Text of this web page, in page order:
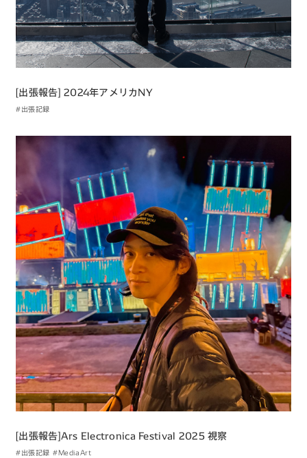
[出張報告] 2024年アメリカNY
#出張記録
[出張​報告​]Ars Electronica Festival 2025 視察
#出張記録 #MediaArt